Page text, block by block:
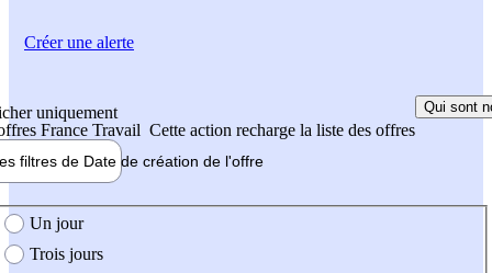
uniquement
France Travail Cette action recharge la liste des offres
Qui sont
filtres de Date de création de l'offre
création de l'offre
Un jour
Trois jours
Créer une alerte